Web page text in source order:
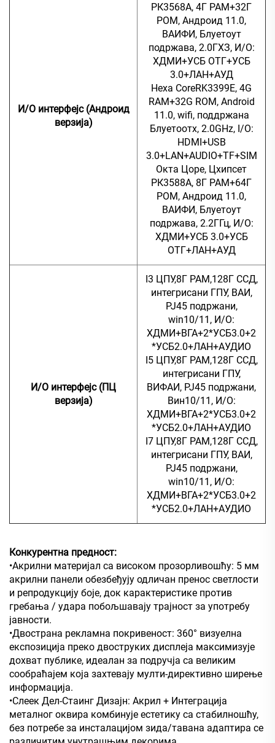
И/О интерфејс (Андроид
верзија)
РК3568А, 4Г РАМ+32Г
РОМ, Андроид 11.0,
ВАИФИ, Блуетоут
подржава, 2.0ГХЗ, И/О:
ХДМИ+УСБ ОТГ+УСБ
3.0+ЛАН+АУД
Hexa CoreRK3399E, 4G
RAM+32G ROM, Android
11.0, wifi, поддржана
Блуетоотх, 2.0GHz, I/O:
HDMI+USB
3.0+LAN+AUDIO+TF+SIM
Окта Цоре, Цхипсет
РК3588А, 8Г РАМ+64Г
РОМ, Андроид 11.0,
ВАИФИ, Блуетоут
подржава, 2.2ГГц, И/О:
ХДМИ+УСБ 3.0+УСБ
ОТГ+ЛАН+АУД
И/О интерфејс (ПЦ
верзија)
I3 ЦПУ,8Г РАМ,128Г ССД,
интегрисани ГПУ, ВАИ,
РЈ45 подржани,
win10/11, И/О:
ХДМИ+ВГА+2*УСБ3.0+2
*УСБ2.0+ЛАН+АУДИО
I5 ЦПУ,8Г РАМ,128Г ССД,
интегрисани ГПУ,
ВИФАИ, РЈ45 подржани,
Вин10/11, И/О:
ХДМИ+ВГА+2*УСБ3.0+2
*УСБ2.0+ЛАН+АУДИО
I7 ЦПУ,8Г РАМ,128Г ССД,
интегрисани ГПУ, ВАИ,
РЈ45 подржани,
win10/11, И/О:
ХДМИ+ВГА+2*УСБ3.0+2
*УСБ2.0+ЛАН+АУДИО
Конкурентна предност:
•Акрилни материјал са високом прозорливошћу: 5 мм
акрилни панели обезбеђују одличан пренос светлости
и репродукцију боје, док карактеристике против
гребања / удара побољшавају трајност за употребу
јавности.
•Двострана рекламна покривеност: 360° визуелна
експозиција преко двоструких дисплеја максимизује
дохват публике, идеалан за подручја са великим
сообраћајем која захтевају мулти-директивно ширење
информација.
•Слеек Дел-Стаинг Дизајн: Акрил + Интеграција
металног оквира комбинује естетику са стабилношћу,
без потребе за инсталацијом зида/тавана адаптира се